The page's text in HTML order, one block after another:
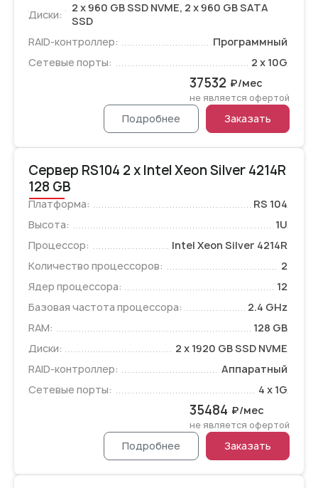
Диски:
2 x 960 GB SSD NVME, 2 x 960 GB SATA
SSD
RAID-контроллер:
Программный
Сетевые порты:
2 x 10G
37532 ₽/мес
не является офертой
Подробнее Заказать
Сервер RS104 2 x Intel Xeon Silver 4214R
128 GB
Платформа:
RS 104
Высота:
1U
Процессор:
Intel Xeon Silver 4214R
Количество процессоров:
2
Ядер процессора:
12
Базовая частота процессора:
2.4 GHz
RAM:
128 GB
Диски:
2 x 1920 GB SSD NVME
RAID-контроллер:
Аппаратный
Сетевые порты:
4 x 1G
35484 ₽/мес
не является офертой
Подробнее Заказать